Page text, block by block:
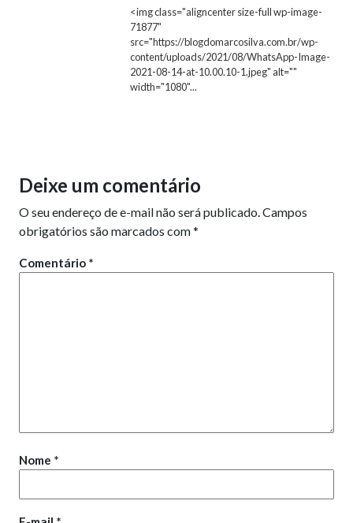
<img class="aligncenter size-full wp-image-
71877"
src="https://blogdomarcosilva.com.br/wp-
content/uploads/2021/08/WhatsApp-Image-
2021-08-14-at-10.00.10-1.jpeg" alt=""
width="1080"...
Deixe um comentário
O seu endereço de e-mail não será publicado.Campos
obrigatórios são marcados com*
Comentário *
Nome *